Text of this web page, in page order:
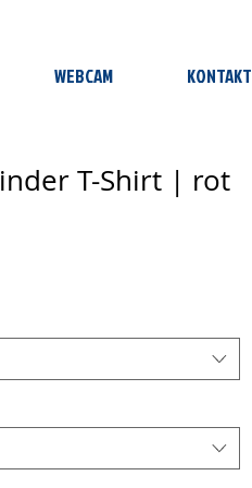
WEBCAM KONTAKT
T-Shirt | rot